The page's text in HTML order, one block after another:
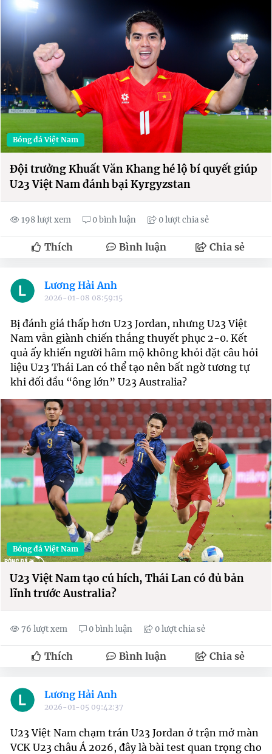
Bóng đá Việt Nam
Đội trưởng Khuất Văn Khang hé lộ bí quyết giúp
U23 Việt Nam đánh bại Kyrgyzstan
198 lượt xem 0 bình luận 0 lượt chia sẻ
Thích Bình luận Chia sẻ
Lương Hải Anh
2026-01-08 08:59:15
Bị đánh giá thấp hơn U23 Jordan, nhưng U23 Việt
Nam vẫn giành chiến thắng thuyết phục 2-0. Kết
quả ấy khiến người hâm mộ không khỏi đặt câu hỏi
liệu U23 Thái Lan có thể tạo nên bất ngờ tương tự
khi đối đầu “ông lớn” U23 Australia?
Bóng đá Việt Nam
U23 Việt Nam tạo cú hích, Thái Lan có đủ bản
lĩnh trước Australia?
76 lượt xem 0 bình luận 0 lượt chia sẻ
Thích Bình luận Chia sẻ
Lương Hải Anh
2026-01-05 09:42:37
U23 Việt Nam chạm trán U23 Jordan ở trận mở màn
VCK U23 châu Á 2026, đây là bài test quan trọng cho